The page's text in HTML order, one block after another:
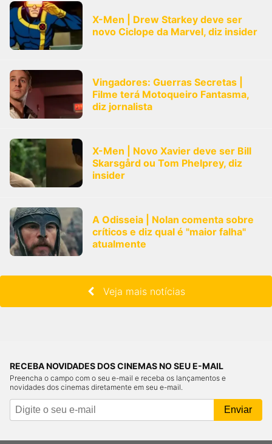
X-Men | Drew Starkey deve ser
novo Ciclope da Marvel, diz insider
Vingadores: Guerras Secretas |
Filme terá Motoqueiro Fantasma,
diz jornalista
X-Men | Novo Xavier deve ser Bill
Skarsgård ou Tom Phelprey, diz
insider
A Odisseia | Nolan comenta sobre
críticos e diz qual é "maior falha"
atualmente
Veja mais notícias
RECEBA NOVIDADES DOS CINEMAS NO SEU E-MAIL
Preencha o campo com o seu e-mail e receba os lançamentos e
novidades dos cinemas diretamente em seu e-mail.